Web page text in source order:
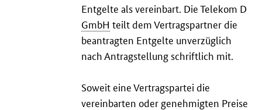
Entgelte als vereinbart. Die Telekom D
GmbH teilt dem Vertragspartner die
beantragten Entgelte unverzüglich
nach Antragstellung schriftlich mit.
Soweit eine Vertragspartei die
vereinbarten oder genehmigten Preise